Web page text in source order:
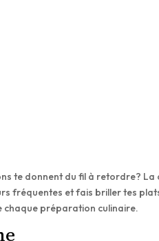
te donnent du fil à retordre? La
fréquentes et fais briller tes
chaque préparation culinaire.